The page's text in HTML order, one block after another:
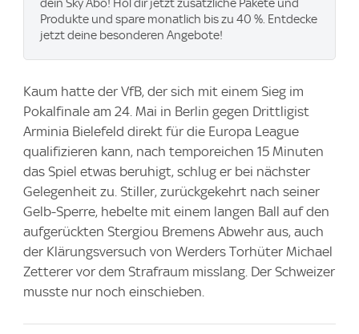
dein Sky Abo! Hol dir jetzt zusätzliche Pakete und
Produkte und spare monatlich bis zu 40 %. Entdecke
jetzt deine besonderen Angebote!
Kaum hatte der VfB, der sich mit einem Sieg im
Pokalfinale am 24. Mai in Berlin gegen Drittligist
Arminia Bielefeld direkt für die Europa League
qualifizieren kann, nach temporeichen 15 Minuten
das Spiel etwas beruhigt, schlug er bei nächster
Gelegenheit zu. Stiller, zurückgekehrt nach seiner
Gelb-Sperre, hebelte mit einem langen Ball auf den
aufgerückten Stergiou Bremens Abwehr aus, auch
der Klärungsversuch von Werders Torhüter Michael
Zetterer vor dem Strafraum misslang. Der Schweizer
musste nur noch einschieben.